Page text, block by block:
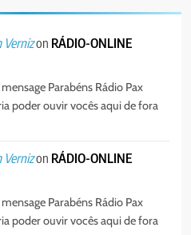
Vernizon RÁDIO-ONLINE
Parabéns Rádio Pax
poder ouvir vocês aqui de fora
Vernizon RÁDIO-ONLINE
Parabéns Rádio Pax
poder ouvir vocês aqui de fora